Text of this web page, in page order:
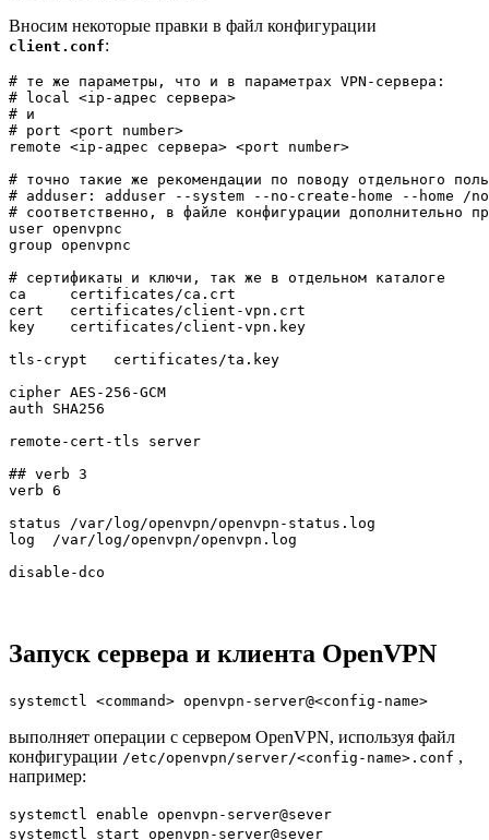
Вносим некоторые правки в файл конфигурации
client.conf:
# те же параметры, что и в параметрах VPN-сервера:
# local <ip-адрес сервера>
# и
# port <port number>
remote <ip-адрес сервера> <port number>
# точно такие же рекомендации по поводу отдельного
# adduser: adduser --system --no-create-home --home
# соответственно, в файле конфигурации дополнительно
user openvpnc
group openvpnc
# сертификаты и ключи, так же в отдельном каталоге
ca     certificates/ca.crt
cert   certificates/client-vpn.crt
key    certificates/client-vpn.key
tls-crypt   certificates/ta.key
cipher AES-256-GCM
auth SHA256
remote-cert-tls server
## verb 3
verb 6
status /var/log/openvpn/openvpn-status.log
log  /var/log/openvpn/openvpn.log
disable-dco
Запуск сервера и клиента OpenVPN
systemctl <command> openvpn-server@<config-name>
выполняет операции с сервером OpenVPN, используя файл
конфигурации /etc/openvpn/server/<config-name>.conf ,
например:
systemctl enable openvpn-server@sever
systemctl start openvpn-server@sever